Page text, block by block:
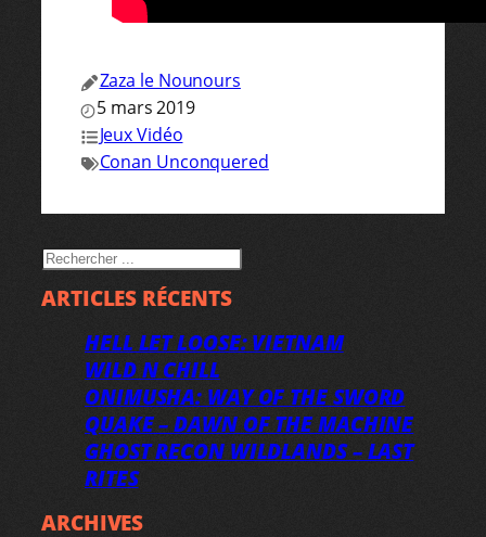
Zaza le Nounours
5 mars 2019
Jeux Vidéo
Conan Unconquered
RECHERCHER
ARTICLES RÉCENTS
HELL LET LOOSE: VIETNAM
WILD N CHILL
ONIMUSHA: WAY OF THE SWORD
QUAKE – DAWN OF THE MACHINE
GHOST RECON WILDLANDS – LAST
RITES
ARCHIVES